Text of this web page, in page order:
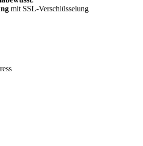
mit SSL-Verschlüsselung